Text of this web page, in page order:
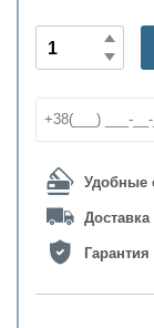
Удобные